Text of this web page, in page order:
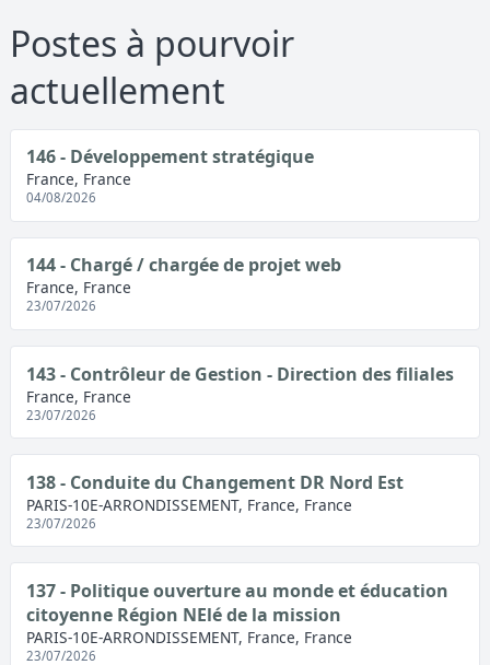
Postes à pourvoir
actuellement
146 - Développement stratégique
France, France
04/08/2026
144 - Chargé / chargée de projet web
France, France
23/07/2026
143 - Contrôleur de Gestion - Direction des filiales
France, France
23/07/2026
138 - Conduite du Changement DR Nord Est
PARIS-10E-ARRONDISSEMENT, France, France
23/07/2026
137 - Politique ouverture au monde et éducation
citoyenne Région NElé de la mission
PARIS-10E-ARRONDISSEMENT, France, France
23/07/2026